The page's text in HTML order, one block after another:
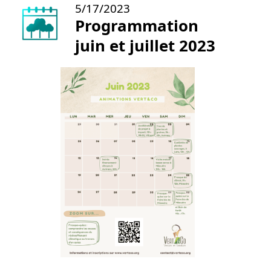
5/17/2023
Programmation
juin et juillet 2023